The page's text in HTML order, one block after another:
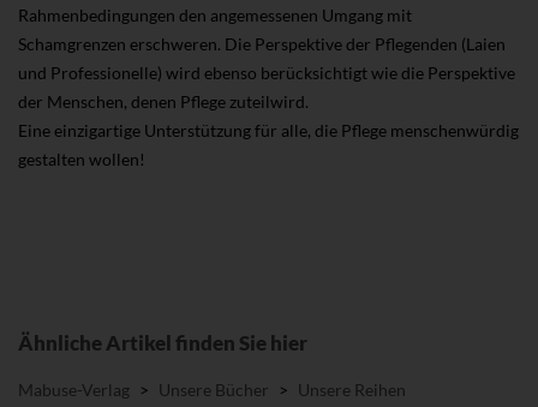
Rahmenbedingungen den angemessenen Umgang mit
Schamgrenzen erschweren. Die Perspektive der Pflegenden (Laien
und Professionelle) wird ebenso berücksichtigt wie die Perspektive
der Menschen, denen Pflege zuteilwird.
Eine einzigartige Unterstützung für alle, die Pflege menschenwürdig
gestalten wollen!
Ähnliche Artikel finden Sie hier
Mabuse-Verlag > Unsere Bücher > Unsere Reihen